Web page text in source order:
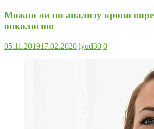
Можно ли по анализу крови
онкологию
05.11.201917.02.2020 lyud30 0